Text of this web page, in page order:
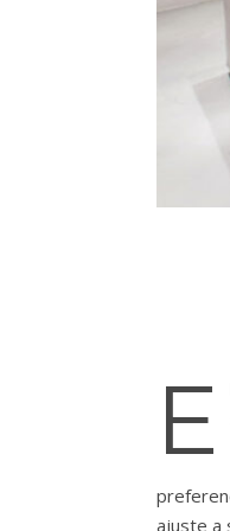
E
ajuste a